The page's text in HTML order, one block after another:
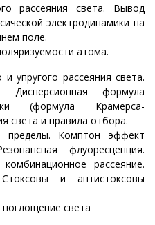
рассеяния света. Вывод
электродинамики на
поле.
атома.
упругого рассеяния света.
Дисперсионная формула
(формула Крамерса-
света и правила отбора.
пределы. Комптон эффект
флуоресценция.
рассеяние.
и антистоксовы
света